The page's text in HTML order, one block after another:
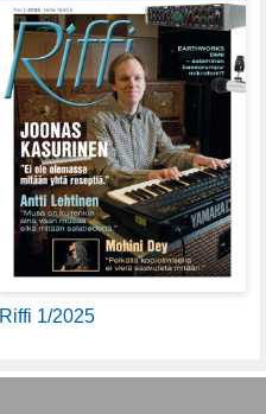
Riffi 1/2025